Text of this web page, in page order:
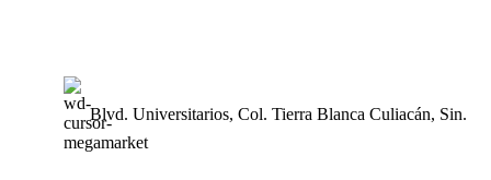
Blvd. Universitarios, Col. Tierra Blanca Culiacán, Sin.